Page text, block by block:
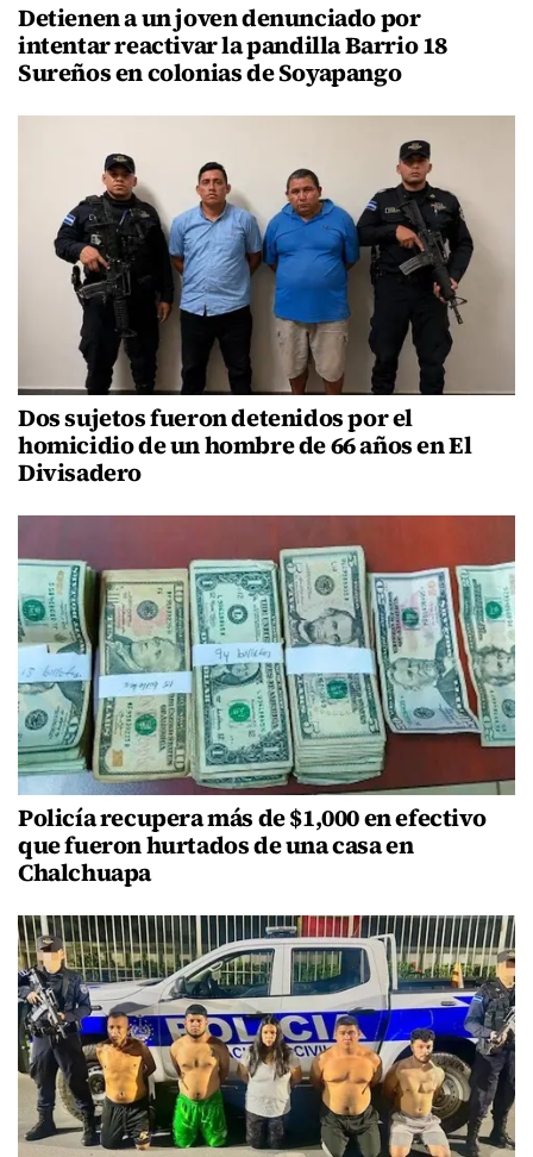
Detienen a un joven denunciado por
intentar reactivar la pandilla Barrio 18
Sureños en colonias de Soyapango
Dos sujetos fueron detenidos por el
homicidio de un hombre de 66 años en El
Divisadero
Policía recupera más de $1,000 en efectivo
que fueron hurtados de una casa en
Chalchuapa